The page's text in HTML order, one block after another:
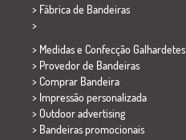
> Fábrica de Bandeiras
>
> Medidas e Confecção Galhardetes
> Provedor de Bandeiras
> Comprar Bandeira
> Impressão personalizada
> Outdoor advertising
> Bandeiras promocionais